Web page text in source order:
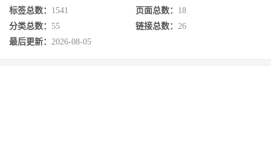
标签总数： 1541 页面总数： 18
分类总数： 55 链接总数： 26
最后更新： 2026-08-05